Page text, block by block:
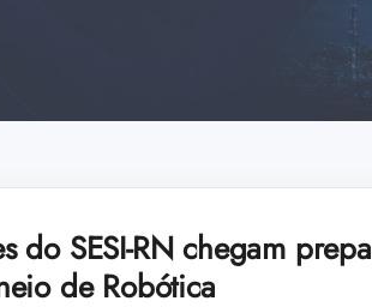
do SESI-RN chegam
de Robótica